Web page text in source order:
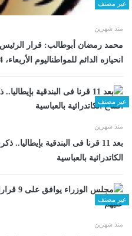
غير مصنف
منذ شهرين
محمد رمضان أبوطالب: قرار
انحيازه الدائم للمواطناليوم الأربعاء، 24 يونيو 2026 06:26 مـ
غير مصنف
منذ شهرين
بعد 11 قرنا فى البندقية
الكاتدرائية بالعباسية
غير مصنف
منذ شهرين